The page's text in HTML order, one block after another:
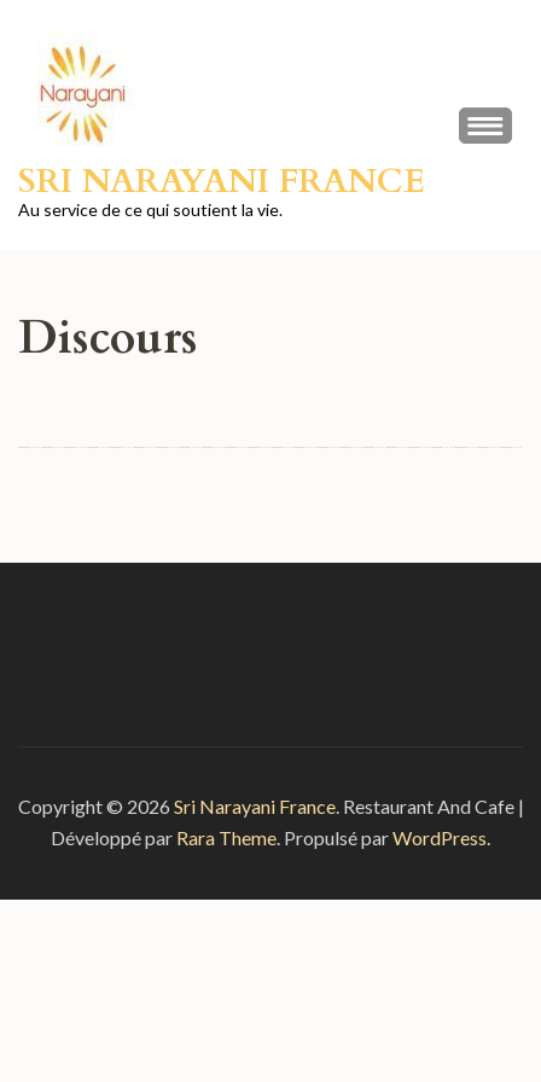
contenu
(Pressez
SRI NARAYANI FRANCE
Au service de ce qui soutient la vie.
Discours
Copyright © 2026 Sri Narayani France. Restaurant And Cafe |
Développé par Rara Theme. Propulsé parWordPress.